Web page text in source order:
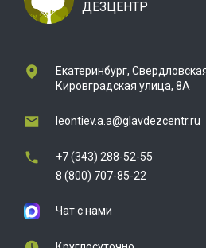
ДЕЗЦЕНТР
Екатеринбург,
Кировградская улица, 8А
leontiev.a.a@glavdezcentr.ru
+7 (343) 288-52-55
8 (800) 707-85-22
Чат с нами